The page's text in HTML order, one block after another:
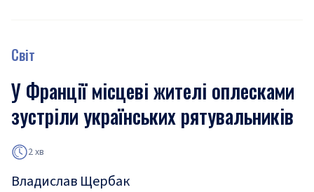
Світ
У Франції місцеві жителі оплесками
зустріли українських рятувальників
2 хв
Владислав Щербак